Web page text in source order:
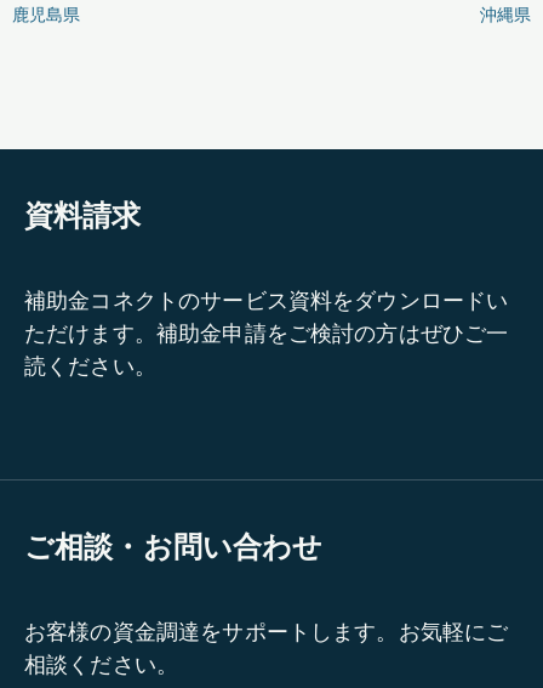
鹿児島県
沖縄県
資料請求
補助金コネクトのサービス資料をダウンロードい
ただけます。補助金申請をご検討の方はぜひご一
読ください。
ご相談・お問い合わせ
お客様の資金調達をサポートします。お気軽にご
相談ください。